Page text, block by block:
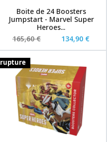
Boite de 24 Boosters
Jumpstart - Marvel Super
Heroes...
165,60 €
134,90 €
rupture